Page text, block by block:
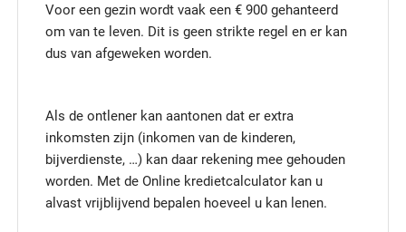
Voor een gezin wordt vaak een € 900 gehanteerd
om van te leven. Dit is geen strikte regel en er kan
dus van afgeweken worden.
Als de ontlener kan aantonen dat er extra
inkomsten zijn (inkomen van de kinderen,
bijverdienste, …) kan daar rekening mee gehouden
worden. Met de Online kredietcalculator kan u
alvast vrijblijvend bepalen hoeveel u kan lenen.